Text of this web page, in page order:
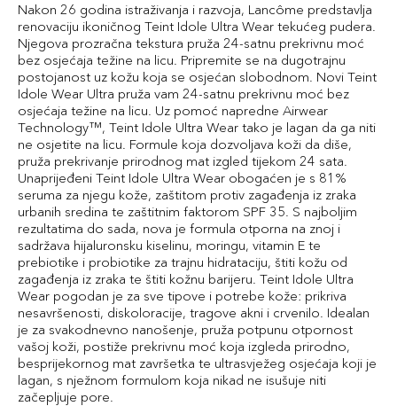
Nakon 26 godina istraživanja i razvoja, Lancôme predstavlja
renovaciju ikoničnog Teint Idole Ultra Wear tekućeg pudera.
Njegova prozračna tekstura pruža 24-satnu prekrivnu moć
bez osjećaja težine na licu. Pripremite se na dugotrajnu
postojanost uz kožu koja se osjećan slobodnom. Novi Teint
Idole Wear Ultra pruža vam 24-satnu prekrivnu moć bez
osjećaja težine na licu. Uz pomoć napredne Airwear
Technology™, Teint Idole Ultra Wear tako je lagan da ga niti
ne osjetite na licu. Formule koja dozvoljava koži da diše,
pruža prekrivanje prirodnog mat izgled tijekom 24 sata.
Unaprijeđeni Teint Idole Ultra Wear obogaćen je s 81%
seruma za njegu kože, zaštitom protiv zagađenja iz zraka
urbanih sredina te zaštitnim faktorom SPF 35. S najboljim
rezultatima do sada, nova je formula otporna na znoj i
sadržava hijaluronsku kiselinu, moringu, vitamin E te
prebiotike i probiotike za trajnu hidrataciju, štiti kožu od
zagađenja iz zraka te štiti kožnu barijeru. Teint Idole Ultra
Wear pogodan je za sve tipove i potrebe kože: prikriva
nesavršenosti, diskoloracije, tragove akni i crvenilo. Idealan
je za svakodnevno nanošenje, pruža potpunu otpornost
vašoj koži, postiže prekrivnu moć koja izgleda prirodno,
besprijekornog mat završetka te ultrasvježeg osjećaja koji je
lagan, s nježnom formulom koja nikad ne isušuje niti
začepljuje pore.